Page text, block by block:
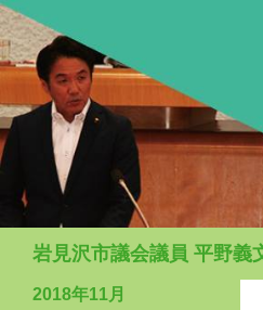
岩見沢市議会議員 平野
2018年11月